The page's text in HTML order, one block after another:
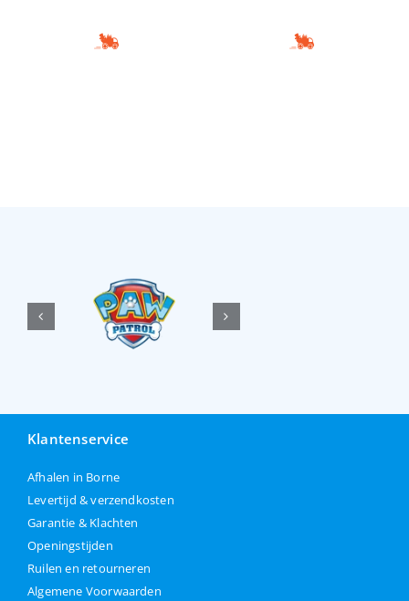
Klantenservice
Afhalen in Borne
Levertijd & verzendkosten
Garantie & Klachten
Openingstijden
Ruilen en retourneren
Algemene Voorwaarden